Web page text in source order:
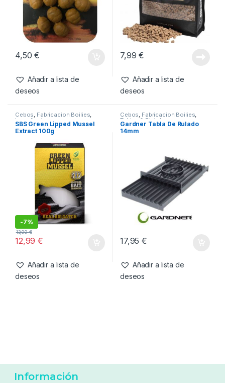
Productos relacionados
Cebo artificial
Enterprise Tackle Sinking
€
Añadir a lista de
deseos
Cebos ,Pellets
CC Moore Live System
7,99€
Añadir a lista de
deseos
Cebos Fabricacion Boilies
Ingredientes
SBS Green Lipped Mussel
12,99€
Cebos Fabricacion Boilies
Tablas & Pistolas
Gardner Tabla De Rulado
17,95€